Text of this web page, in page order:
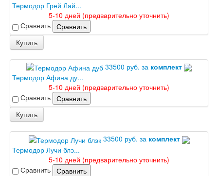
Акции и скидки
Контакты
Термодор Грей Лай...
5-10 дней (предварительно уточнить)
Сравнить Сравнить
Купить
33500 руб. за комплект
Термодор Афина ду...
5-10 дней (предварительно уточнить)
Сравнить Сравнить
Купить
33500 руб. за комплект
Термодор Лучи блэ...
5-10 дней (предварительно уточнить)
Сравнить Сравнить